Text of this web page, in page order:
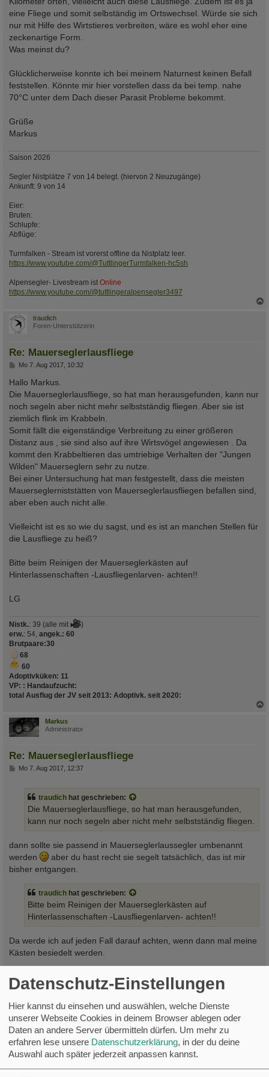
eine Fliege und somit selbständig im Ortswechsel. Würde sie sich
nur mit Hilfe des Wirtstieres verbreiten, wäre es wohl eher eine
zeckenartige Form.
Was meinst du?
Glücklicherweise konnte ich bei meinem Naturnest keinen Befall
feststellen. Könnte mir hier vorstellen dass da bei temp. nahe
70°C unter dem Dach dieser Parasit Probleme bekommt.
Grüße
Markus
Saison 2026
Segler Nistplätze 7 von 14 belegt. (hiervon 2 Neuzugänge)
Ankunft: 9 von 14
Eier:
Bruten:
Schlupfe:
Abflüge:
Turmfalken - Stream ist vorerst offline da Nistplatz leer.
https://www.youtube.com/@TuttlingerTurmfalken-hc5sh
Alpensegler- Livestream ist Online
https://www.youtube.com/@tuttlingeralpensegler3497
traudich
Foren-Unterstützerin
Re: Mauerseglerlausfliege
B
i
r
g
Mo 7. Aug 2017, 10:32
Hallo Markus.
Die Mauerseglerlausfliege, so hat man herausgefunden, kann nur
noch segeln aber nicht mehr selbstständig fliegen. Aber sie ist
ziemlich flink im Krabbeln.
Somit fällt die eigenständige Verbreitung zu einer größeren
Distanz aus , sie sind also auf ihre Wirtsvögel angewiesen . Da
kommt den Krabbeltieren das umtriebige Verhalten der "Jungen
Wilden" Mauerseglern sehr zu nutze.
Bei einer Untersuchung hat man festgestellt, dass die meisten
Mauerseglerniststätten von Mauerseglerlausfliegen befallen sind,
aber eben auch nicht alle.
Vielleicht ist es so wie du sagst, und es ist an manchen Stellen für
die Lausfliege zu heiß?
Bitte beim Reinigen der Mauerseglerkästen auf
Hinterlassenschaften -Lausfliegenlarven- achten!!
LG
Nistk.: 39 (alle mit
)
erw.: 54, angek.: 60
Brutpaare:30
68
60
Adoptivküken: 11
VP: : Handaufzucht:
total Ausflug der JV seit 2013: Adoptivk. seit 2020:
Markus
Administrator
Re: Mauerseglerlausfliege
BMo 7. Aug 2017, 12:37
traudich hat geschrieben:
Die Mauerseglerlausfliege, so hat man herausgefunden,
kann nur noch segeln aber nicht mehr selbstständig fliegen.
dann sollte sie passend in Mauerseglerlaussegler umbenannt
werden
aber du hast recht sie segelt tatsächlich, das ist mir
bisher entgangen.
traudich hat geschrieben:
Bitte beim Reinigen der Mauerseglerkästen auf
Hinterlassenschaften -Lausfliegenlarven- achten!!
Da werde ich auf jeden Fall darauf achten, wenn dann mal meine
Kästen besiedelt werden.
Grüße
Markus
Saison 2026
Segler Nistplätze 7 von 14 belegt. (hiervon 2 Neuzugänge)
Ankunft: 9 von 14
Bruten:
Datenschutz-Einstellungen
Hier kannst du einsehen und auswählen, welche Dienste
unserer Webseite Cookies in deinem Browser ablegen oder
Daten an andere Server übermitteln dürfen. Um mehr zu
erfahren lese unsere Datenschutzerklärung, in der du deine
Auswahl auch später jederzeit anpassen kannst.